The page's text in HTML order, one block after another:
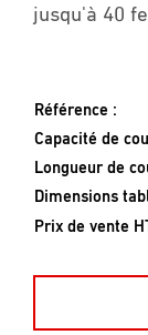
jusqu'à 40
Référence :
Capacité de
Longueur de
Dimensions
Prix de vente